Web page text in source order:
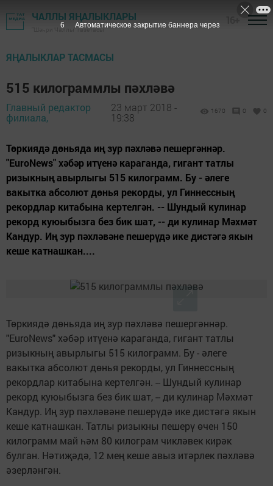
ЧАЛЛЫ ЯҢАЛЫКЛАРЫ
"Шәһри Чаллы" газетасы
ЯҢАЛЫКЛАР ТАСМАСЫ
515 килограммлы пәхләвә
Главный редактор
филиала,
23 март 2018 -
19:38
1670 0 0
Төркиядә дөньяда иң зур пәхләвә пешергәннәр.
"EuroNews" хәбәр итүенә караганда, гигант татлы
ризыкның авырлыгы 515 килограмм. Бу - әлеге
вакытка абсолют дөнья рекорды, ул Гиннессның
рекордлар китабына кертелгән. -- Шундый кулинар
рекорд куюыбызга без бик шат, -- ди кулинар Мәхмәт
Кандур. Иң зур пәхләвәне пешерүдә ике дистәгә якын
кеше катнашкан....
Төркиядә дөньяда иң зур пәхләвә пешергәннәр.
"EuroNews" хәбәр итүенә караганда, гигант татлы
ризыкның авырлыгы 515 килограмм. Бу - әлеге
вакытка абсолют дөнья рекорды, ул Гиннессның
рекордлар китабына кертелгән. -- Шундый кулинар
рекорд куюыбызга без бик шат, -- ди кулинар Мәхмәт
Кандур. Иң зур пәхләвәне пешерүдә ике дистәгә якын
кеше катнашкан. Татлы ризыкны пешерү өчен 150
килограмм май һәм 80 килограм чикләвек кирәк
булган. Нәтиҗәдә, 12 мең кеше авыз итәрлек пәхләвә
әзерләнгән.
6 Автоматическое закрытие баннера через